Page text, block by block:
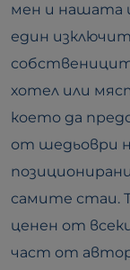
мен и нашата
един
хотел или
което да
от шедьоври
самите стаи.
ценен от
част от